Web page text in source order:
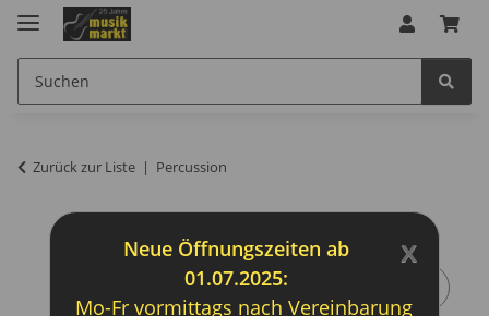
Zurück zur Liste Percussion
x
Neue Öffnungszeiten ab
01.07.2025:
Mo-Fr vormittags nach Vereinbarung